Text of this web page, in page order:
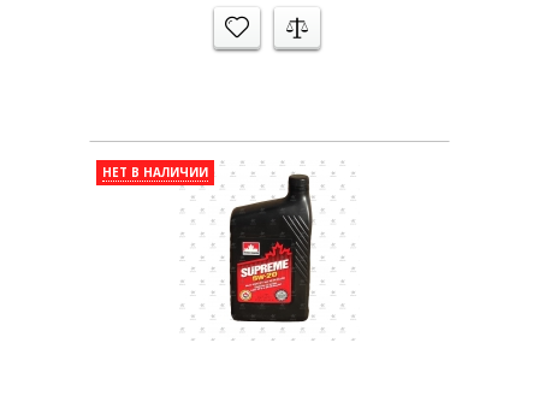
НЕТ В НАЛИЧИИ